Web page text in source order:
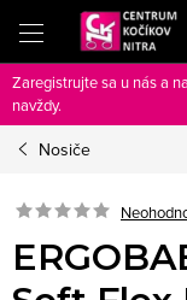
obsah
Zaregistrujte sa u nás a
navždy.
Nosiče